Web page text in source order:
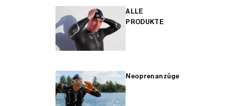
ALLE
PRODUKTE
Neoprenanzüge